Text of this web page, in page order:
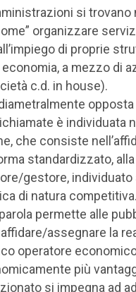
si
organizzare
di proprie
a mezzo di
c.d. in house).
è individuata
che consiste
standardizzato,
gestore, individuato
di natura competitiva.
permette alle
assegnare la
operatore
più
si impegna ad